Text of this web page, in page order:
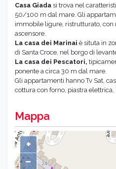
Casa Giada si trova nel
50/100 m dal mare. Gli
immobile ligure, ristrutturato, con
ascensore.
La casa dei Marinai è situta in
di Santa Croce, nel borgo di
La casa dei Pescatori,
ponente a circa 30 m dal mare.
Gli appartamenti hanno Tv Sat,
cottura con forno, piastra elettrica,
Mappa
+
−